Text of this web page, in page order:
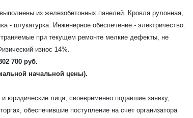
из железобетонных панелей. Кровля рулонная,
- штукатурка. Инженерное обеспечение - электричество.
при текущем ремонте мелкие дефекты, не
износ 14%.
700 руб.
начальной цены).
юридические лица, своевременно подавшие заявку,
обеспечившие поступление на счет организатора